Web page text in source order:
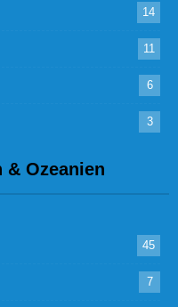
14
11
6
3
& Ozeanien
45
7